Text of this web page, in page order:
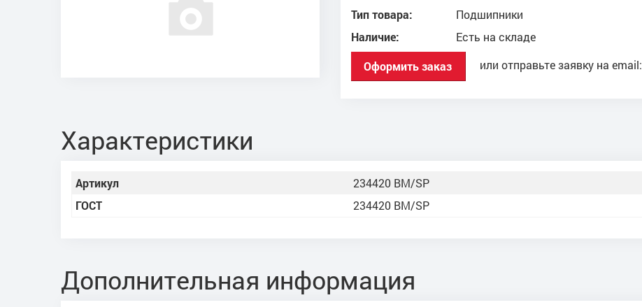
Тип товара:
Подшипники
Наличие:
Есть на складе
Оформить заказ или отправьте заявку на email:
Характеристики
Артикул
234420 BM/SP
ГОСТ
234420 BM/SP
Дополнительная информация